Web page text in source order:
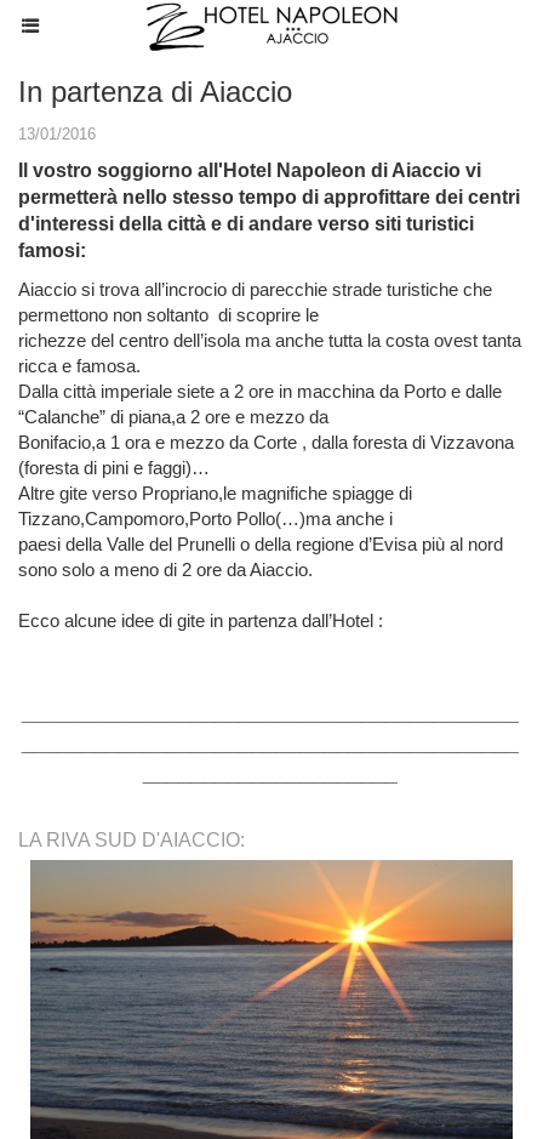
In partenza di Aiaccio
13/01/2016
Il vostro soggiorno all'Hotel Napoleon di Aiaccio vi
permetterà nello stesso tempo di approfittare dei centri
d'interessi della città e di andare verso siti turistici
famosi:
Aiaccio si trova all’incrocio di parecchie strade turistiche che
permettono non soltanto di scoprire le
richezze del centro dell’isola ma anche tutta la costa ovest tanta
ricca e famosa.
Dalla città imperiale siete a 2 ore in macchina da Porto e dalle
“Calanche” di piana,a 2 ore e mezzo da
Bonifacio,a 1 ora e mezzo da Corte , dalla foresta di Vizzavona
(foresta di pini e faggi)…
Altre gite verso Propriano,le magnifiche spiagge di
Tizzano,Campomoro,Porto Pollo(…)ma anche i
paesi della Valle del Prunelli o della regione d’Evisa più al nord
sono solo a meno di 2 ore da Aiaccio.
Ecco alcune idee di gite in partenza dall’Hotel :
LA RIVA SUD D'AIACCIO: